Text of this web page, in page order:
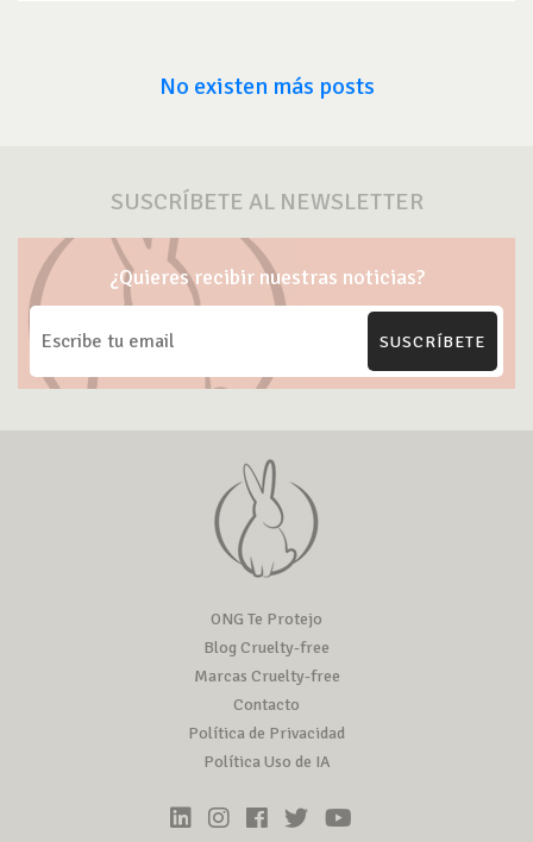
No existen más posts
SUSCRÍBETE AL NEWSLETTER
¿Quieres recibir nuestras noticias?
SUSCRÍBETE
ONG Te Protejo
Blog Cruelty-free
Marcas Cruelty-free
Contacto
Política de Privacidad
Política Uso de IA